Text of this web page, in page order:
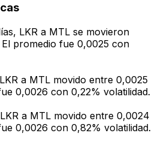
LKR a MTL se movieron
promedio fue 0,0025 con
a MTL movido entre 0,0025
0,0026 con 0,22% volatilidad.
a MTL movido entre 0,0024
0,0026 con 0,82% volatilidad.